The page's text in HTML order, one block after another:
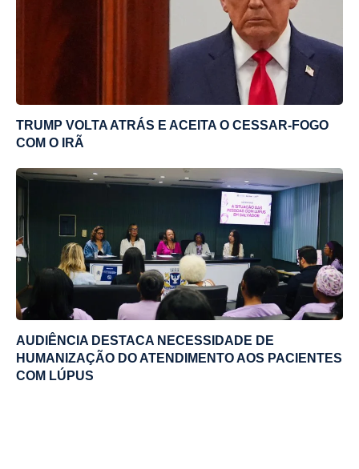
TRUMP VOLTA ATRÁS E ACEITA O CESSAR-FOGO
COM O IRÃ
AUDIÊNCIA DESTACA NECESSIDADE DE
HUMANIZAÇÃO DO ATENDIMENTO AOS PACIENTES
COM LÚPUS